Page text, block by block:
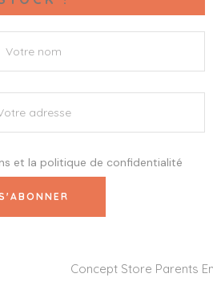
et la politique de confidentialité